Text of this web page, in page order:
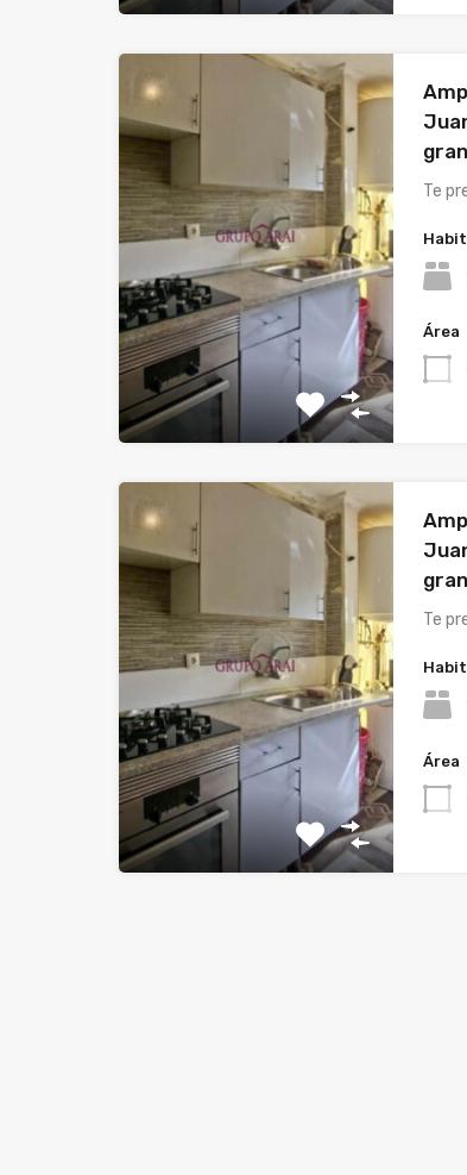
Te
Área
Te
Área